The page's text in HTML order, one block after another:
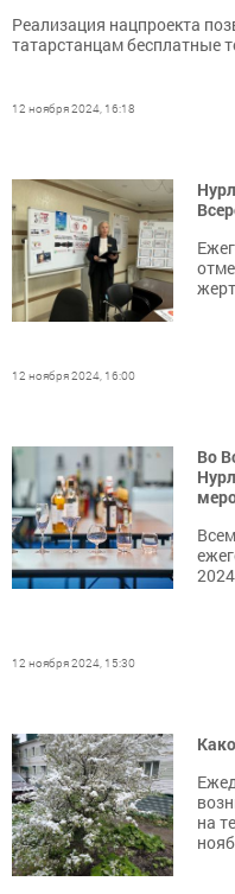
Реализация нацпроекта
татарстанцам бесплатные
12 ноября 2024, 16:18
12 ноября 2024, 16:00
Во
12 ноября 2024, 15:30
на